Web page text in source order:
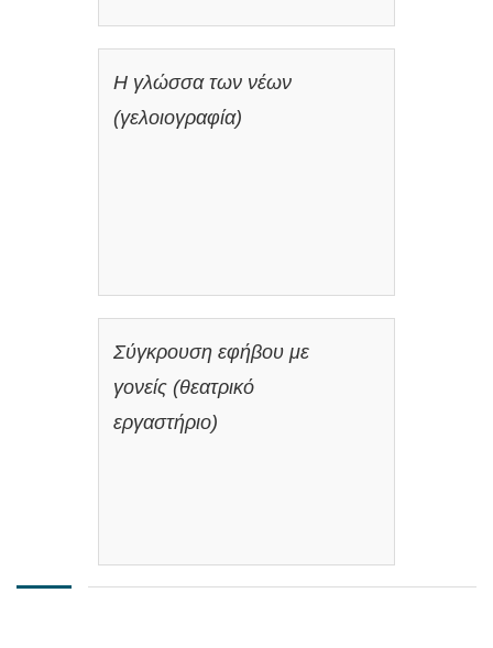
Η γλώσσα των νέων
(γελοιογραφία)
Σύγκρουση εφήβου με
γονείς (θεατρικό
εργαστήριο)